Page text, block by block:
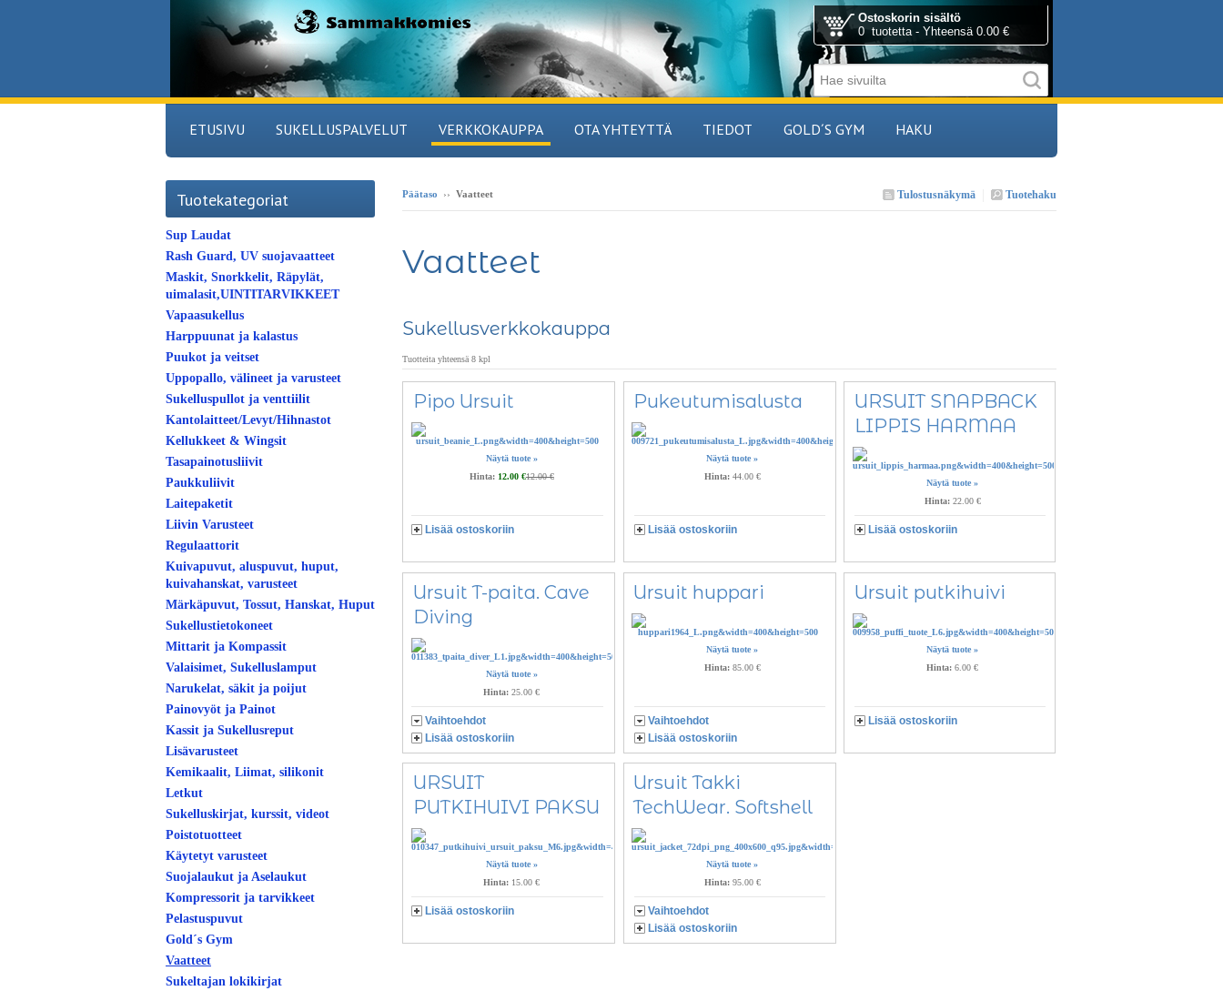
Ostoskorin sisältö
0 tuotetta - Yhteensä 0.00 €
ETUSIVU SUKELLUSPALVELUT VERKKOKAUPPA OTA YHTEYTTÄ TIEDOT GOLD´S GYM HAKU
Tuotehaku
Tulostusnäkymä
Päätaso ›› Vaatteet
Vaatteet
Sukellusverkkokauppa
Tuotteita yhteensä 8 kpl
Pipo Ursuit
Näytä tuote »
Hinta: 12.00 €12.00 €
Lisää ostoskoriin
Pukeutumisalusta
Näytä tuote »
Hinta: 44.00 €
Lisää ostoskoriin
URSUIT SNAPBACK
LIPPIS HARMAA
Näytä tuote »
Hinta: 22.00 €
Lisää ostoskoriin
Ursuit T-paita. Cave
Diving
Näytä tuote »
Hinta:25.00 €
Vaihtoehdot
Lisää ostoskoriin
Ursuit huppari
Näytä tuote »
Hinta: 85.00 €
Vaihtoehdot
Lisää ostoskoriin
Ursuit putkihuivi
Näytä tuote »
Hinta:6.00 €
Lisää ostoskoriin
URSUIT
PUTKIHUIVI PAKSU
Näytä tuote »
Hinta: 15.00 €
Lisää ostoskoriin
Ursuit Takki
TechWear. Softshell
Näytä tuote »
Hinta: 95.00 €
Vaihtoehdot
Lisää ostoskoriin
Tuotekategoriat
Sup Laudat
Rash Guard, UV suojavaatteet
Maskit, Snorkkelit, Räpylät,
uimalasit,UINTITARVIKKEET
Vapaasukellus
Harppuunat ja kalastus
Puukot ja veitset
Uppopallo, välineet ja varusteet
Sukelluspullot ja venttiilit
Kantolaitteet/Levyt/Hihnastot
Kellukkeet & Wingsit
Tasapainotusliivit
Paukkuliivit
Laitepaketit
Liivin Varusteet
Regulaattorit
Kuivapuvut, aluspuvut, huput,
kuivahanskat, varusteet
Märkäpuvut, Tossut, Hanskat, Huput
Sukellustietokoneet
Mittarit ja Kompassit
Valaisimet, Sukelluslamput
Narukelat, säkit ja poijut
Painovyöt ja Painot
Kassit ja Sukellusreput
Lisävarusteet
Kemikaalit, Liimat, silikonit
Letkut
Sukelluskirjat, kurssit, videot
Poistotuotteet
Käytetyt varusteet
Suojalaukut ja Aselaukut
Kompressorit ja tarvikkeet
Pelastuspuvut
Gold´s Gym
Vaatteet
Sukeltajan lokikirjat